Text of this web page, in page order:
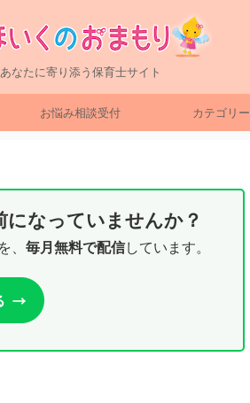
あなたに寄り添う保育士サイト
お悩み相談受付 カテゴリー
になっていませんか？
毎月無料で配信しています。